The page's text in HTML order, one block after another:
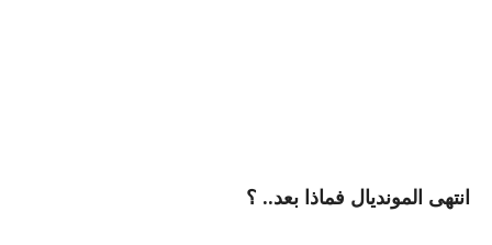
انتهى المونديال فماذا بعد.. ؟